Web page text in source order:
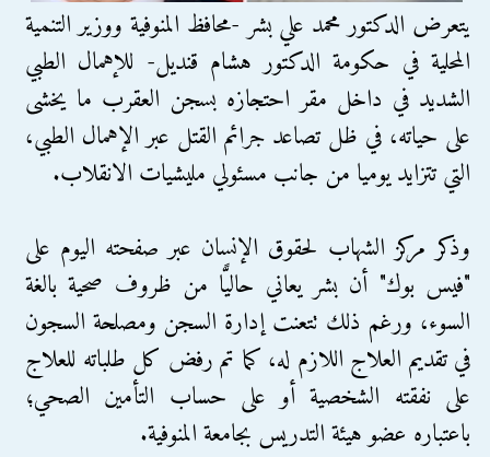
يتعرض الدكتور محمد علي بشر -محافظ المنوفية ووزير التنمية
المحلية في حكومة الدكتور هشام قنديل- للإهمال الطبي
الشديد في داخل مقر احتجازه بسجن العقرب ما يخشى
على حياته، في ظل تصاعد جرائم القتل عبر الإهمال الطبي،
التي تتزايد يوميا من جانب مسئولي مليشيات الانقلاب.
وذكر مركز الشهاب لحقوق الإنسان عبر صفحته اليوم على
"فيس بوك" أن بشر يعاني حاليًّا من ظروف صحية بالغة
السوء، ورغم ذلك تتعنت إدارة السجن ومصلحة السجون
في تقديم العلاج اللازم له، كما تم رفض كل طلباته للعلاج
على نفقته الشخصية أو على حساب التأمين الصحي؛
باعتباره عضو هيئة التدريس بجامعة المنوفية.